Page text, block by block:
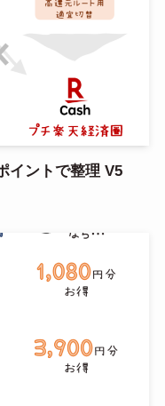
イントで整理 V5